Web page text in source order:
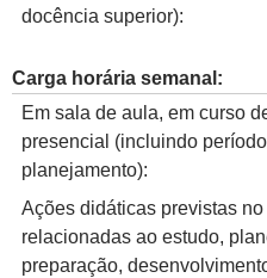
docência superior):
Carga horária semanal:
Em sala de aula, em curso
presencial (incluindo
planejamento):
Ações didáticas previstas
relacionadas ao estudo,
preparação,